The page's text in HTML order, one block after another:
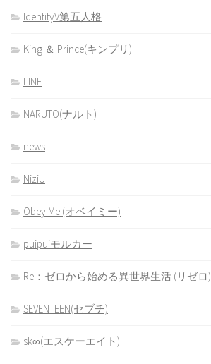
IdentityV第五人格
King ＆ Prince(キンプリ)
LINE
NARUTO(ナルト)
news
NiziU
Obey Me!(オベイミー)
puipuiモルカー
Re：ゼロから始める異世界生活 (リゼロ)
SEVENTEEN(セブチ)
sk∞(エスケーエイト)